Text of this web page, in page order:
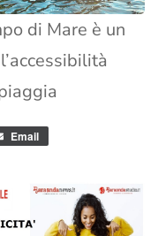
di Mare è un
Email